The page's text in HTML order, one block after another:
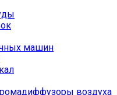
машин
воздуха